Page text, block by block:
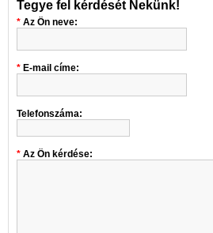
Tegye fel kérdését Nekünk!
Az Ön neve:
E-mail címe:
Telefonszáma:
Az Ön kérdése: